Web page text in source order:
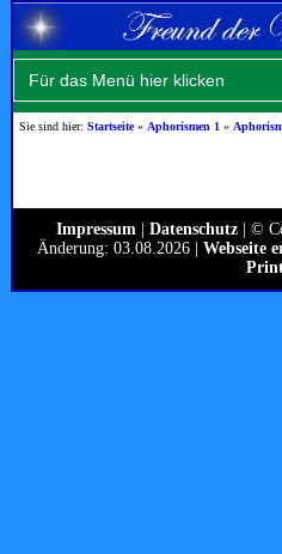
Sie sind hier:Startseite» Aphorismen 1 »
Impressum Datenschutz | ©
Änderung: 03.08.2026 | Webseite